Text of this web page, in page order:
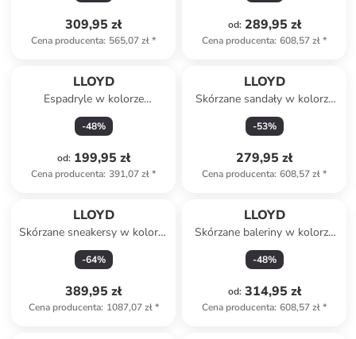
309,95 zł
Cena producenta: 565,07 zł*
od: 289,95 zł
Cena producenta: 608,57 zł*
LLOYD
Espadryle w kolorze
błękitnym
-48%
od: 199,95 zł
Cena producenta: 391,07 zł*
LLOYD
Skórzane sandały w kolorze
czarnym
-53%
279,95 zł
Cena producenta: 608,57 zł*
LLOYD
Skórzane sneakersy w kolorze
khaki
-64%
389,95 zł
Cena producenta: 1087,07 zł*
LLOYD
Skórzane baleriny w kolorze
czarnym
-48%
od: 314,95 zł
Cena producenta: 608,57 zł*